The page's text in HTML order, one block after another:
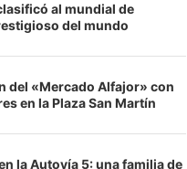
al mundial de
del mundo
del «Mercado Alfajor» con
en la Plaza San Martín
la Autovía 5: una familia de